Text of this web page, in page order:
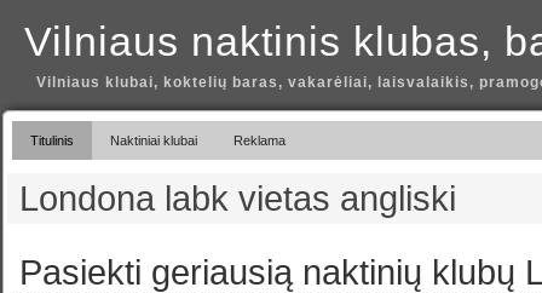
Vilniaus naktinis klubas,
Vilniaus klubai, koktelių baras, vakarėliai, laisvalaikis,
Titulinis Naktiniai klubai Reklama
Londona labk vietas angliski
Pasiekti geriausią naktinių klubų